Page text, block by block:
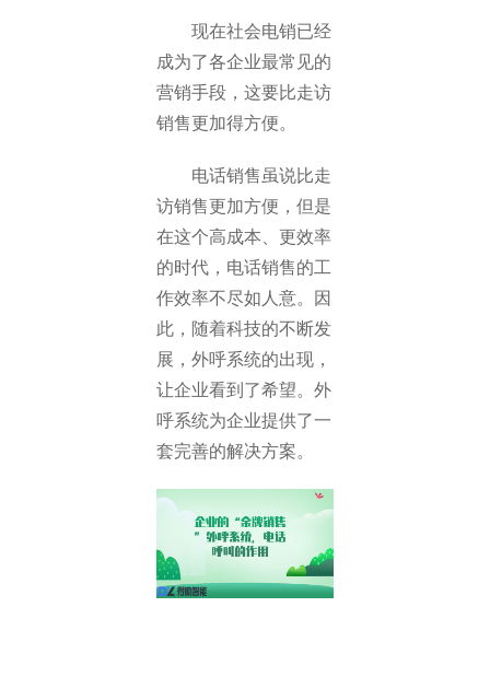
现在社会电销已经
成为了各企业最常见的
营销手段，这要比走访
销售更加得方便。
电话销售虽说比走
访销售更加方便，但是
在这个高成本、更效率
的时代，电话销售的工
作效率不尽如人意。因
此，随着科技的不断发
展，外呼系统的出现，
让企业看到了希望。外
呼系统为企业提供了一
套完善的解决方案。